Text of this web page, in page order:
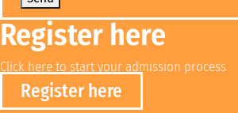
Register here
Click here to start your admission process
Register here